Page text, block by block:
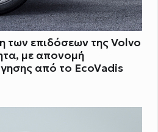
των επιδόσεων της Volvo
με απονομή
από το EcoVadis